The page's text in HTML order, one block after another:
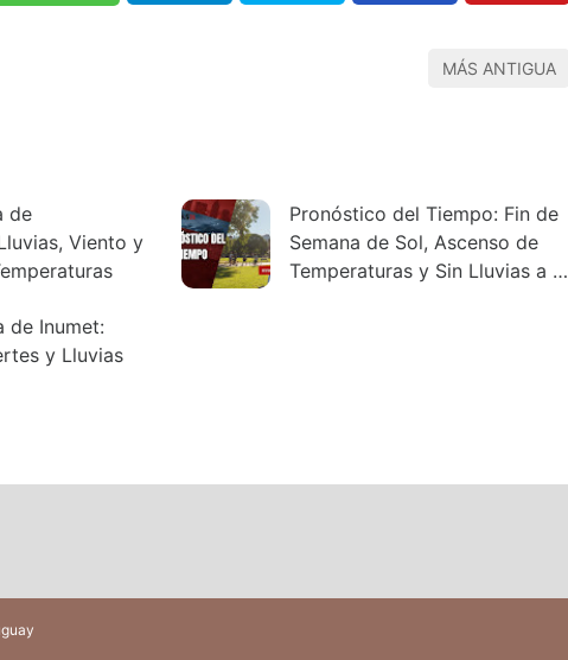
MÁS ANTIGUA
de
Viento y
Pronóstico del Tiempo: Fin de
Semana de Sol, Ascenso de
Temperaturas y Sin Lluvias a la
de Inumet:
y Lluvias